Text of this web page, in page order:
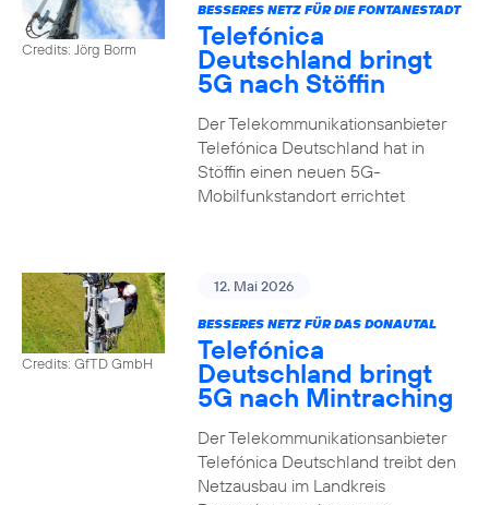
Credits: Jörg Borm
BESSERES NETZ FÜR DIE FONTANESTADT
Telefónica
Deutschland bringt
5G nach Stöffin
Der Telekommunikationsanbieter
Telefónica Deutschland hat in
Stöffin einen neuen 5G-
Mobilfunkstandort errichtet
Credits: GfTD GmbH
12. Mai 2026
BESSERES NETZ FÜR DAS DONAUTAL
Telefónica
Deutschland bringt
5G nach Mintraching
Der Telekommunikationsanbieter
Telefónica Deutschland treibt den
Netzausbau im Landkreis